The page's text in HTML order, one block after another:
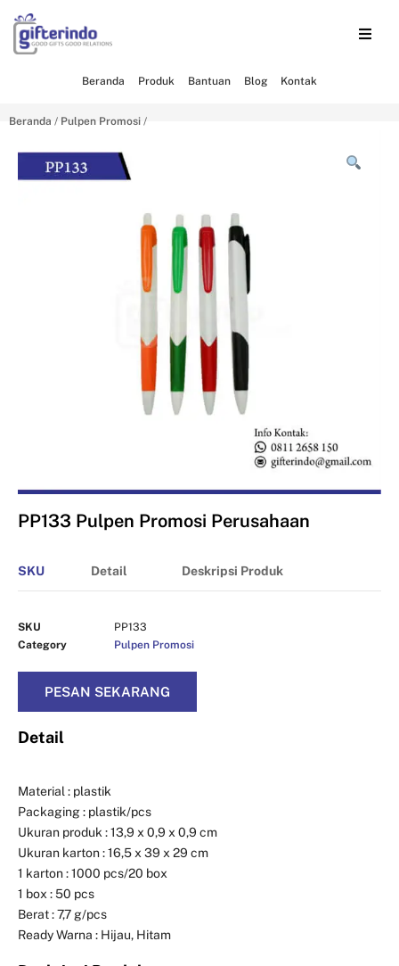
Beranda Produk Bantuan Blog Kontak
Beranda / Pulpen Promosi /
PP133 Pulpen Promosi Perusahaan
SKU Detail Deskripsi Produk
SKU
PP133
Category
Pulpen Promosi
PESAN SEKARANG
Detail
Material : plastik
Packaging : plastik/pcs
Ukuran produk : 13,9 x 0,9 x 0,9 cm
Ukuran karton : 16,5 x 39 x 29 cm
1 karton : 1000 pcs/20 box
1 box : 50 pcs
Berat : 7,7 g/pcs
Ready Warna : Hijau, Hitam